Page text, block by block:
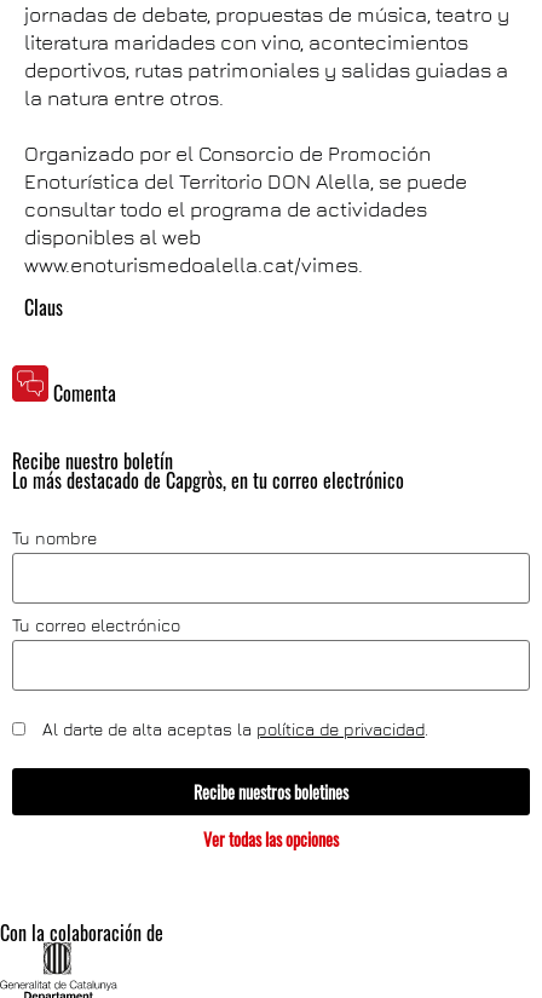
Claus
jornadas de debate, propuestas de música, teatro y
literatura maridades con vino, acontecimientos
deportivos, rutas patrimoniales y salidas guiadas a
la natura entre otros.
Organizado por el Consorcio de Promoción
Enoturística del Territorio DON Alella, se puede
consultar todo el programa de actividades
disponibles al web
www.enoturismedoalella.cat/vimes.
Comenta
Recibe nuestro boletín
Lo más destacado de Capgròs, en tu correo electrónico
Tu nombre
Tu correo electrónico
Al darte de alta aceptas la política de privacidad
Recibe nuestros boletines
Ver todas las opciones
Con la colaboración de